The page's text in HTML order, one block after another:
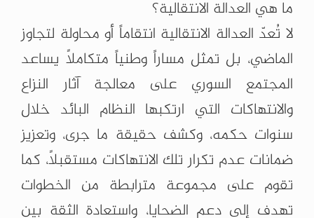
ما هي العدالة الانتقالية؟
لا تُعدّ العدالة الانتقالية انتقاماً أو محاولة لتجاوز
الماضي، بل تمثل مساراً وطنياً متكاملاً يساعد
المجتمع السوري على معالجة آثار النزاع
والانتهاكات التي ارتكبها النظام البائد خلال
سنوات حكمه، وكشف حقيقة ما جرى، وتعزيز
ضمانات عدم تكرار تلك الانتهاكات مستقبلاً، كما
تقوم على مجموعة مترابطة من الخطوات
تهدف إلى دعم الضحايا، واستعادة الثقة بين